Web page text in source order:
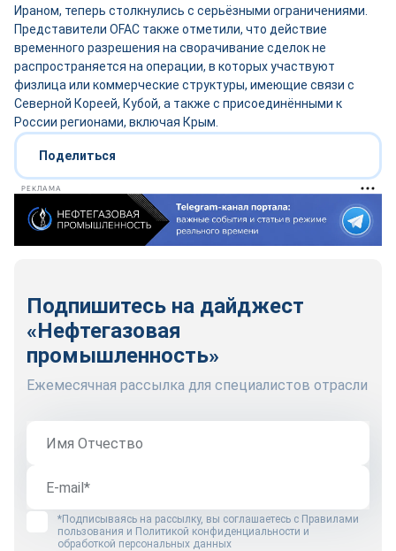
Ираном, теперь столкнулись с серьёзными ограничениями.
Представители OFAC также отметили, что действие
временного разрешения на сворачивание сделок не
распространяется на операции, в которых участвуют
физлица или коммерческие структуры, имеющие связи с
Северной Кореей, Кубой, а также с присоединёнными к
России регионами, включая Крым.
Поделиться
РЕКЛАМА
Подпишитесь на дайджест
«Нефтегазовая
промышленность»
Ежемесячная рассылка для специалистов отрасли
*Подписываясь на рассылку, вы соглашаетесь с Правилами
пользования и Политикой конфиденциальности и
обработкой персональных данных